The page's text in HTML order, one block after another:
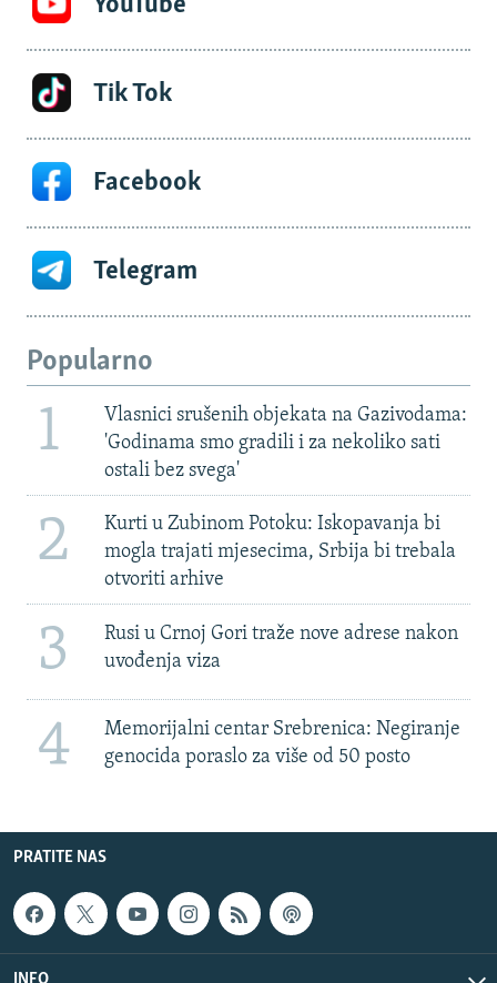
Tik Tok
Facebook
Telegram
Popularno
1
Vlasnici srušenih objekata na Gazivodama:
'Godinama smo gradili i za nekoliko sati
ostali bez svega'
2
Kurti u Zubinom Potoku: Iskopavanja bi
mogla trajati mjesecima, Srbija bi trebala
otvoriti arhive
3
Rusi u Crnoj Gori traže nove adrese nakon
uvođenja viza
4
Memorijalni centar Srebrenica: Negiranje
genocida poraslo za više od 50 posto
PRATITE NAS
INFO